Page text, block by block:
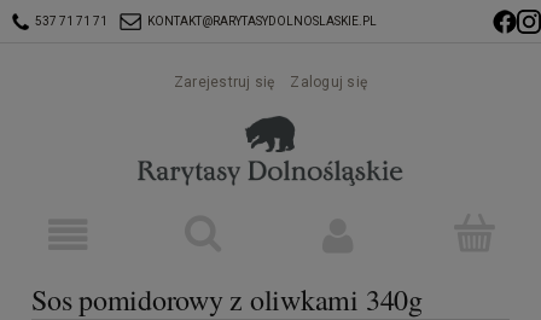
537 71 71 71 KONTAKT@RARYTASYDOLNOSLASKIE.PL
Zarejestruj się Zaloguj się
Sos pomidorowy z oliwkami 340g